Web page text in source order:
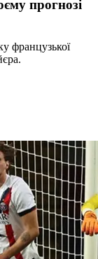
прогнозі
французької